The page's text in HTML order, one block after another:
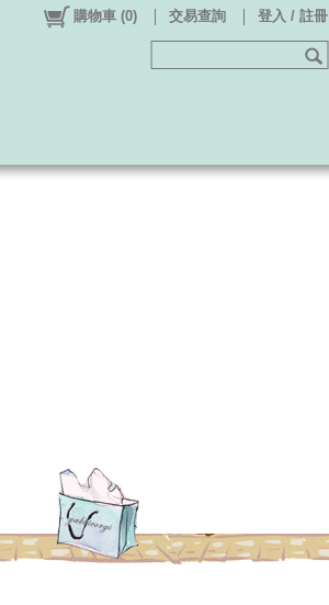
購物車 (0) 交易查詢 登入 / 註冊